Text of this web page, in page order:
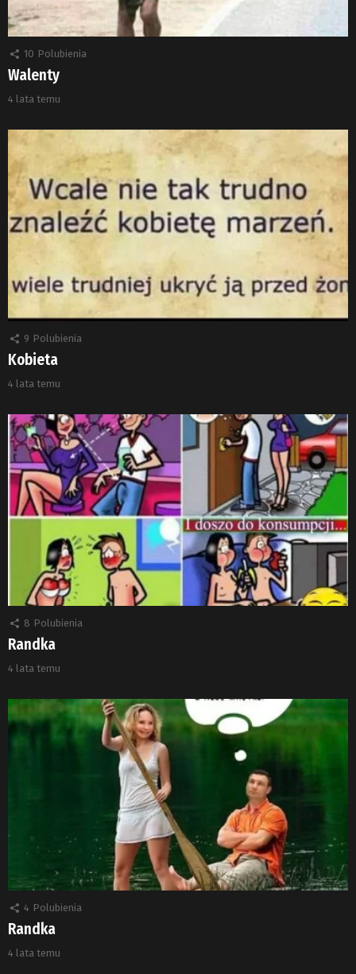
10 Polubienia
Walenty
4 lata temu
9 Polubienia
Kobieta
4 lata temu
8 Polubienia
Randka
4 lata temu
4 Polubienia
Randka
4 lata temu